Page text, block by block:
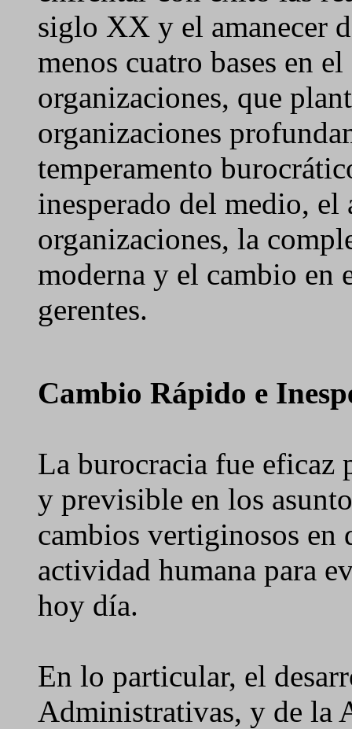
siglo XX y el amanecer
menos cuatro bases en
organizaciones, que
organizaciones
temperamento
inesperado del medio, el
organizaciones, la
moderna y el cambio en
gerentes.
Cambio Rápido e
La burocracia fue eficaz
y previsible en los
cambios vertiginosos en
actividad humana para
hoy día.
En lo particular, el
Administrativas, y de la